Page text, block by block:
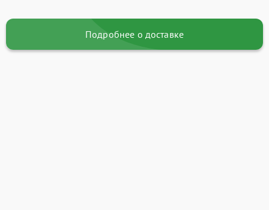
Подробнее о доставке